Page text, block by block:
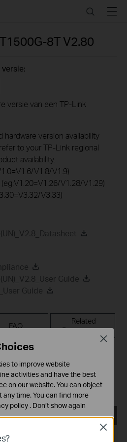
SearchMenu
T1500G-8TV2.80
versie van een TP-Link
hardware version availability
to your TP-Link regional
availability.
V1.8/V1.9)
V1.28/V1.29)
V3.33)
Guide
Guide
FAQ
Related
Documents
05
Close
to improve website
activities and have the best
on our website. You can object
time. You can find more
policy . Don’t show again
voor de werking van de
Close